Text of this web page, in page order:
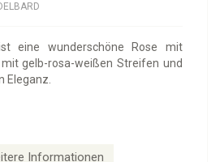
eine wunderschöne Rose mit
mit gelb-rosa-weißen Streifen und
Eleganz.
Informationen